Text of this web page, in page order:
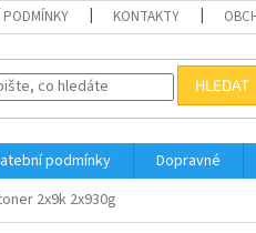
KONTAKTY
HLEDAT
podmínky Dopravné
2x9k 2x930g